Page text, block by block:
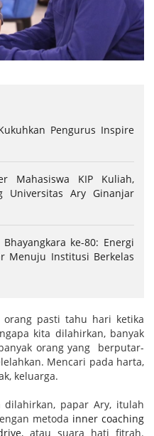
Pengurus Inspire
Mahasiswa KIP Kuliah,
Universitas Ary Ginanjar
ke-80: Energi
Menuju Institusi Berkelas
orang pasti tahu hari ketika
kita dilahirkan, banyak
orang yang berputar-
Mencari pada harta,
keluarga.
dilahirkan, papar Ary, itulah
metoda inner coaching
, atau suara hati fitrah.